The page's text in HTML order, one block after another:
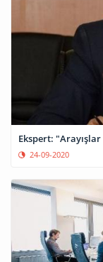
24-09-2020